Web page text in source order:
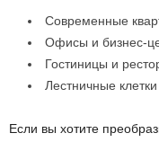
Современные
Офисы и бизнес-
Гостиницы и
Лестничные
Если вы хотите